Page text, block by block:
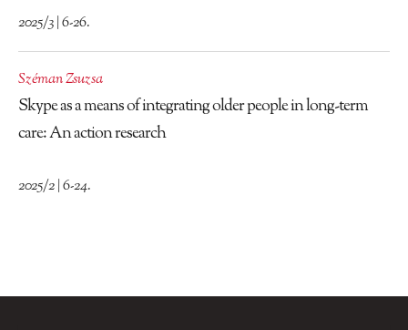
2025/3 | 6-26.
Széman Zsuzsa
Skype as a means of integrating older people in long-term
care: An action research
2025/2 | 6-24.